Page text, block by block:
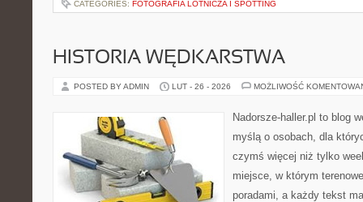
CATEGORIES: FOTOGRAFIA LOTNICZA I SPOTTING
HISTORIA WĘDKARSTWA
POSTED BY ADMIN LUT - 26 - 2026 MOŻLIWOŚĆ
Nadorsze-haller.pl to blog
myślą o osobach, dla
czymś więcej niż tylko
miejsce, w którym
poradami, a każdy tekst